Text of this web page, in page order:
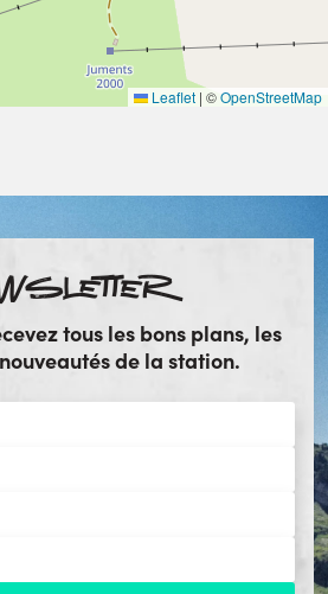
Leaflet | ©OpenStreetMap
tous les bons plans, les
de la station.